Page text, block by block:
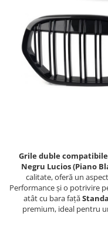
Seria 7 F01
Seria 7 G12
Seria X1 F48
Seria X3 F25
Seria X3 G01 G02
GRILE COMPATIBILE
C292
W117
W176
Seria 3 F30
Seria 3 G20
Seria 4 F32
Seria 4 F36
Seria 4 G22
Seria 5 G60
Seria 6 F06 F13
Seria 7 F01 F02
Seria 7 G11 G12
Seria X4 F26
Seria 3 F30
Seria 5 F10
Grile duble compatibile
Negru Lucios (Piano
calitate, oferă un
Performance și o potrivire
atât cu bara față
premium, ideal pentru